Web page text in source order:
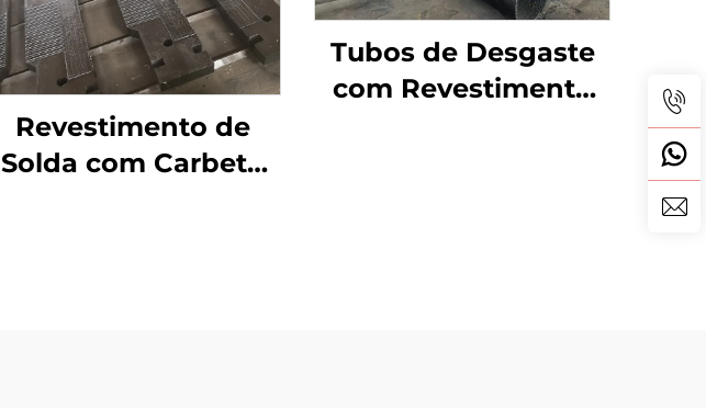
Revestimento de
Solda com Carbeto
Tubos de Desgaste
com Revestimento